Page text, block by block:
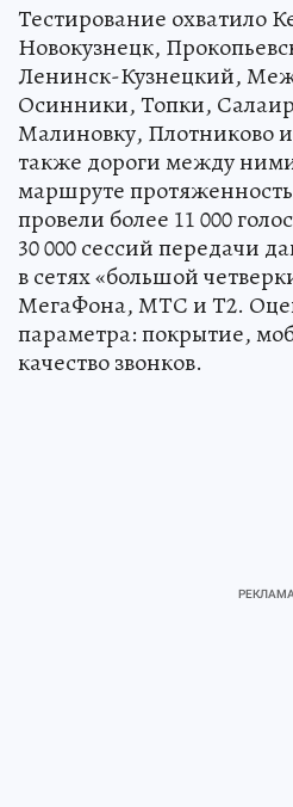
Тестирование охватило
Новокузнецк,
Ленинск-Кузнецкий,
Осинники, Топки,
Малиновку,
также дороги между
маршруте
провели более 11 000
30 000 сессий передачи
в сетях «большой
МегаФона, МТС и Т2.
параметра: покрытие,
качество звонков.